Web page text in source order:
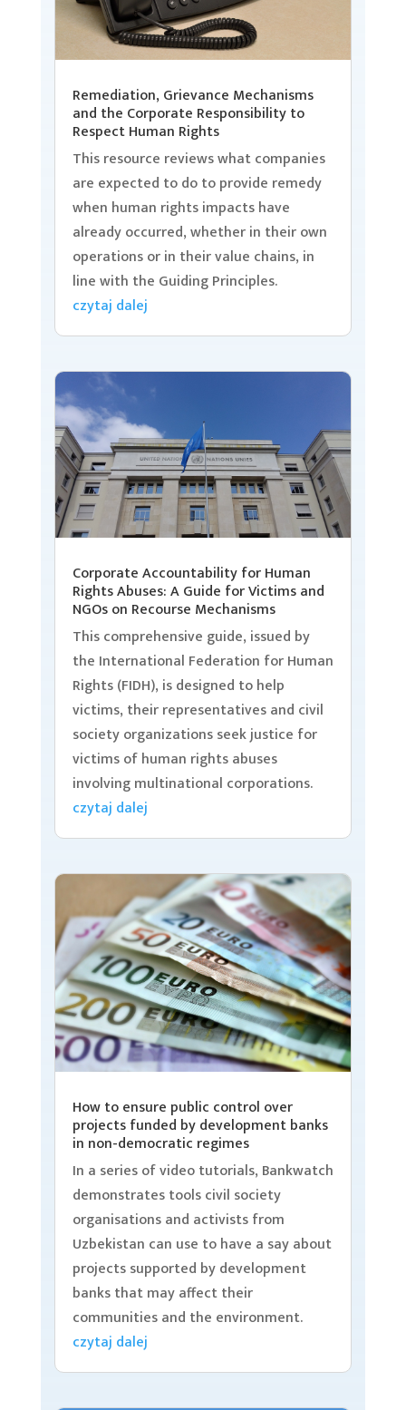
Remediation, Grievance Mechanisms
and the Corporate Responsibility to
Respect Human Rights
This resource reviews what companies
are expected to do to provide remedy
when human rights impacts have
already occurred, whether in their own
operations or in their value chains, in
line with the Guiding Principles.
czytaj dalej
Corporate Accountability for Human
Rights Abuses: A Guide for Victims and
NGOs on Recourse Mechanisms
This comprehensive guide, issued by
the International Federation for Human
Rights (FIDH), is designed to help
victims, their representatives and civil
society organizations seek justice for
victims of human rights abuses
involving multinational corporations.
czytaj dalej
How to ensure public control over
projects funded by development banks
in non-democratic regimes
In a series of video tutorials, Bankwatch
demonstrates tools civil society
organisations and activists from
Uzbekistan can use to have a say about
projects supported by development
banks that may affect their
communities and the environment.
czytaj dalej